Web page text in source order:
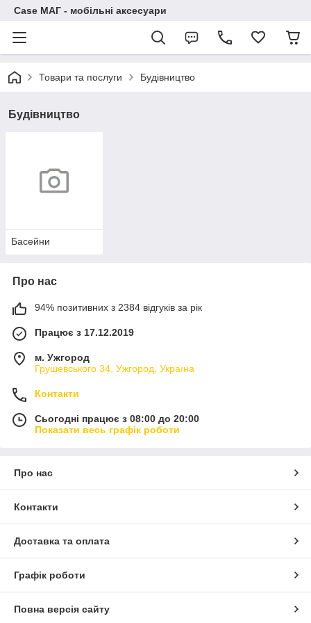
Case МАГ - мобільні аксесуари
Товари та послуги Будівництво
Будівництво
Басейни
Про нас
94% позитивних з 2384 відгуків за рік
Працює з 17.12.2019
м. Ужгород
Грушевського 34, Ужгород, Україна
Контакти
Сьогодні працює з 08:00 до 20:00
Показати весь графік роботи
Про нас
Контакти
Доставка та оплата
Графік роботи
Повна версія сайту